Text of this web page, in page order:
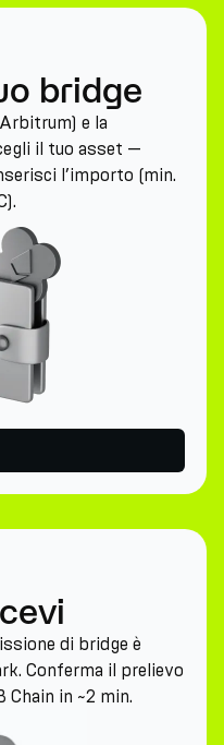
bridge
e la
il tuo asset —
l’importo (min.
di bridge è
Conferma il prelievo
in ~2 min.